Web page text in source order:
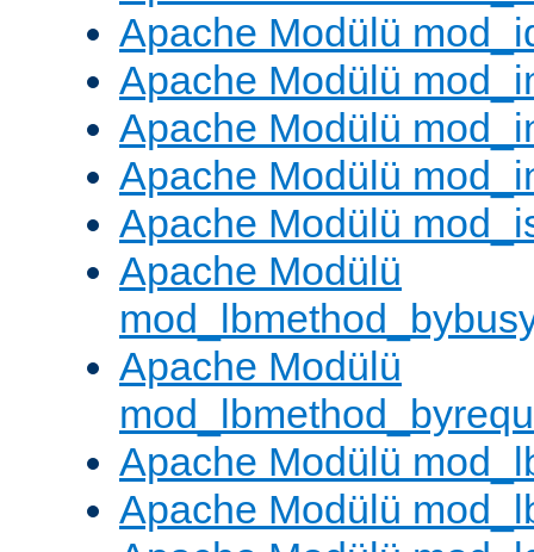
Apache Modülü
Apache Modülü
Apache Modülü
Apache Modülü
Apache Modülü
Apache Modülü
Apache Modülü
Apache Modülü
Apache Modülü